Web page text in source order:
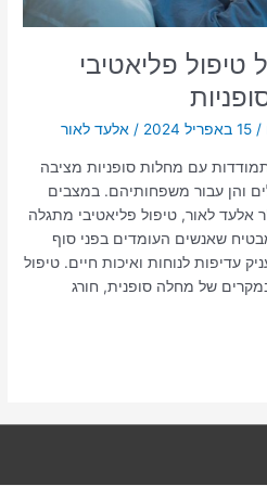
פליאטיבי
/15 באפריל 2024 /אלעד לאור
עם מחלות סופניות מציבה
והן עבור משפחותיהם. במצבים
אלעד לאור, טיפול פליאטיבי מתגלה
שאנשים העומדים בפני סוף
עדיפות לנוחות ואיכות חיים. טיפול
של מחלה סופנית, חורג